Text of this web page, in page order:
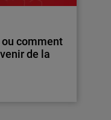
comment
de la